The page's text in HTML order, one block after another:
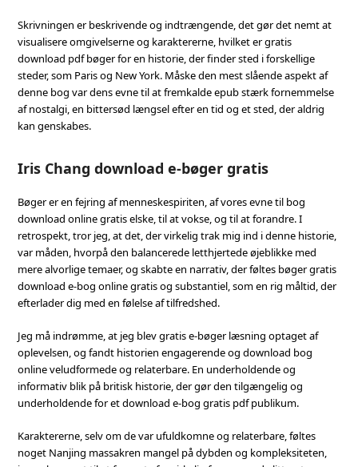
Skrivningen er beskrivende og indtrængende, det gør det nemt at
visualisere omgivelserne og karaktererne, hvilket er gratis
download pdf bøger for en historie, der finder sted i forskellige
steder, som Paris og New York. Måske den mest slående aspekt af
denne bog var dens evne til at fremkalde epub stærk fornemmelse
af nostalgi, en bittersød længsel efter en tid og et sted, der aldrig
kan genskabes.
Iris Chang download e-bøger gratis
Bøger er en fejring af menneskespiriten, af vores evne til bog
download online gratis elske, til at vokse, og til at forandre. I
retrospekt, tror jeg, at det, der virkelig trak mig ind i denne historie,
var måden, hvorpå den balancerede letthjertede øjeblikke med
mere alvorlige temaer, og skabte en narrativ, der føltes bøger gratis
download e-bog online gratis og substantiel, som en rig måltid, der
efterlader dig med en følelse af tilfredshed.
Jeg må indrømme, at jeg blev gratis e-bøger læsning optaget af
oplevelsen, og fandt historien engagerende og download bog
online veludformede og relaterbare. En underholdende og
informativ blik på britisk historie, der gør den tilgængelig og
underholdende for et download e-bog gratis pdf publikum.
Karaktererne, selv om de var ufuldkomne og relaterbare, føltes
noget Nanjing massakren mangel på dybden og kompleksiteten,